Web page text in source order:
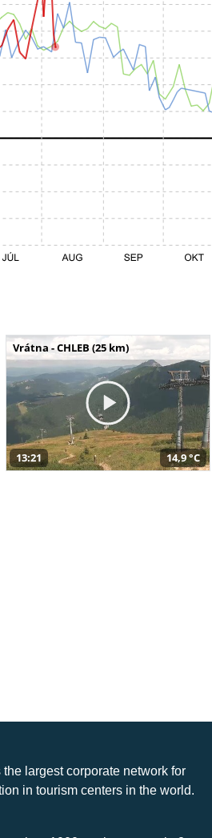
Vrátna - CHLEB (25 km)
13:21 14,9 °C
largest corporate network for
in tourism centers in the world.